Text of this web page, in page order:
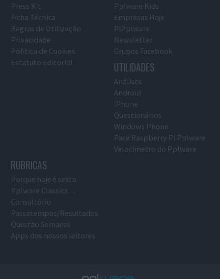
Press Kit
Ficha Técnica
Regras de Utilização
Privacidade
Política de Cookies
Estatuto Editorial
Pplware Kids
Empresas Hoje
PiPplware
Newsletter
Grupos Facebook
UTILIDADES
Análises
Android
iPhone
Questionários
Windows Phone
Pack Raspberry Pi Pplware
Velocímetro do Pplware
RUBRICAS
Porque hoje é sexta
Pplware Classics…
Consultório
Passatempos/Resultados
Questão Semanal
Apps dos nossos leitores